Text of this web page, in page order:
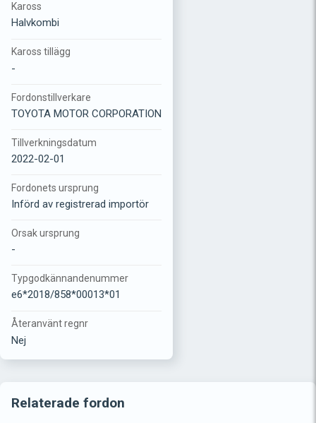
Kaross
Halvkombi
Kaross tillägg
-
Fordonstillverkare
TOYOTA MOTOR CORPORATION
Tillverkningsdatum
2022-02-01
Fordonets ursprung
Införd av registrerad importör
Orsak ursprung
-
Typgodkännandenummer
e6*2018/858*00013*01
Återanvänt regnr
Nej
Relaterade fordon